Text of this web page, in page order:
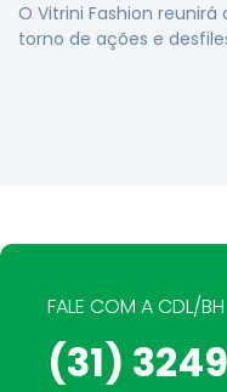
O Vitrini Fashion
torno de ações e
FALE COM A CDL/BH
(31)